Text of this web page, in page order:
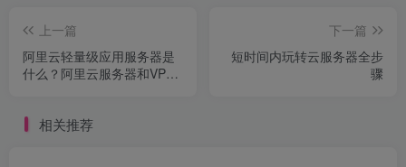
上一篇
阿里云轻量级应用服务器是
什么？阿里云服务器和VPS
下一篇
短时间内玩转云服务器全步
骤
相关推荐